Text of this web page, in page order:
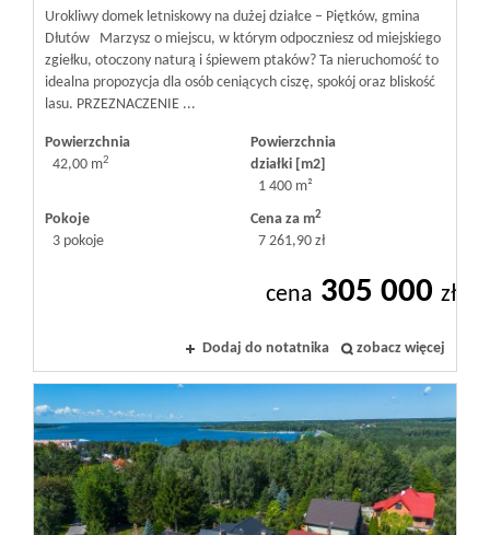
Lokale
Kontakt
Notatnik
Oferty
dla
Urokliwy domek letniskowy na dużej działce – Piętków, gmina
Dłutów Marzysz o miejscu, w którym odpoczniesz od miejskiego
zgiełku, otoczony naturą i śpiewem ptaków? Ta nieruchomość to
idealna propozycja dla osób ceniących ciszę, spokój oraz bliskość
lasu. PRZEZNACZENIE ...
Powierzchnia
42,00 m2
Powierzchnia
działki [m2]
1 400 m²
Pokoje
3 pokoje
Cena za m2
7 261,90 zł
cena 305 000 zł
Dodaj do notatnika zobacz więcej